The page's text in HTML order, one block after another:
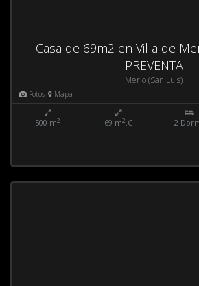
Casa de 69m2 en Villa de
PREVENTA
Merlo (San Luis)
Fotos Mapa
500 m2 69 m2.C 2